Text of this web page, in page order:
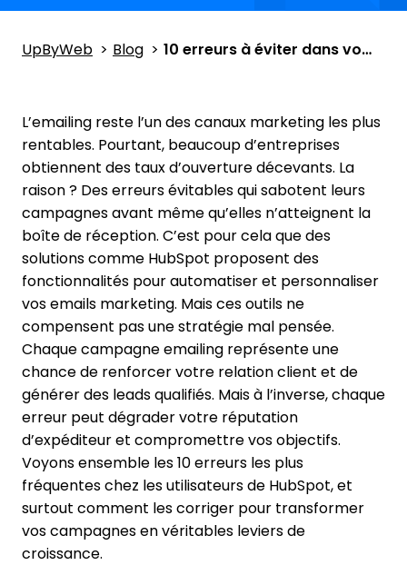
UpByWeb Blog 10 erreurs à éviter dans vos campagnes d’emailing HubSpot
L’emailing reste l’un des canaux marketing les plus
rentables. Pourtant, beaucoup d’entreprises
obtiennent des taux d’ouverture décevants. La
raison ? Des erreurs évitables qui sabotent leurs
campagnes avant même qu’elles n’atteignent la
boîte de réception. C’est pour cela que des
solutions comme HubSpot proposent des
fonctionnalités pour automatiser et personnaliser
vos emails marketing. Mais ces outils ne
compensent pas une stratégie mal pensée.
Chaque campagne emailing représente une
chance de renforcer votre relation client et de
générer des leads qualifiés. Mais à l’inverse, chaque
erreur peut dégrader votre réputation
d’expéditeur et compromettre vos objectifs.
Voyons ensemble les 10 erreurs les plus
fréquentes chez les utilisateurs de HubSpot, et
surtout comment les corriger pour transformer
vos campagnes en véritables leviers de
croissance.